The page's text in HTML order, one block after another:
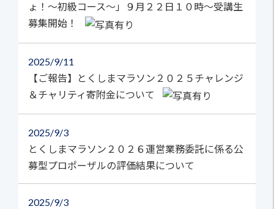
ょ！～初級コース～」９月２２日１０時～受講生
募集開始！
2025 9/11
【ご報告】とくしまマラソン２０２５チャレンジ
＆チャリティ寄附金について
2025 9/3
とくしまマラソン２０２６運営業務委託に係る公
募型プロポーザルの評価結果について
2025 9/3